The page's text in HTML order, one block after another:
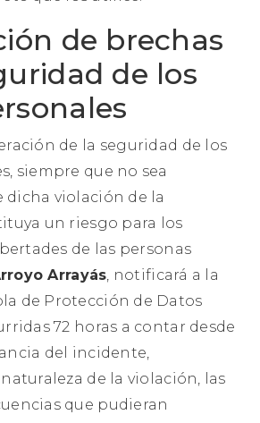
de brechas
de los
de la seguridad de los
siempre que no sea
violación de la
un riesgo para los
de las personas
Arrayás, notificará a la
de Protección de Datos
72 horas a contar desde
del incidente,
de la violación, las
que pudieran